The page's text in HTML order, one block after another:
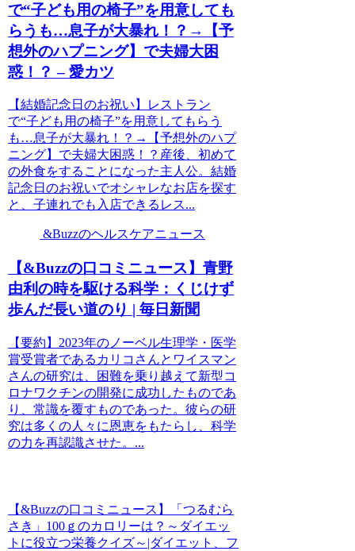
で“子ども用の椅子”を用意しても
らうも…息子が大暴れ！？→【予
想外のハプニング】で夫婦大困
惑！？ – 愛カツ
【結婚記念日のお祝い】レストラン
で“子ども用の椅子”を用意してもらう
も…息子が大暴れ！？→【予想外のハプ
ニング】で夫婦大困惑！？産後、初めて
の外食をすることになった主人公。結婚
記念日のお祝いでオシャレなお店を探す
と、子連れでも入店できるレス...
&Buzzのヘルスケアニュース
【&Buzzの口コミニュース】青野
由利の時を駆ける科学：くじけず
歩んだ長い道のり | 毎日新聞
【要約】2023年のノーベル生理学・医学
賞受賞者であるカリコさんとワイスマン
さんの研究は、困難を乗り越えて新型コ
ロナワクチンの開発に成功したものであ
り、常識を覆すものであった。彼らの研
究は多くの人々に恩恵をもたらし、科学
の力を再認識させた。...
【&Buzzの口コミニュース】「つるむら
さき」100ｇのカロリーは？～ダイエッ
トに役立つ栄養クイズ～|ダイエット、フ